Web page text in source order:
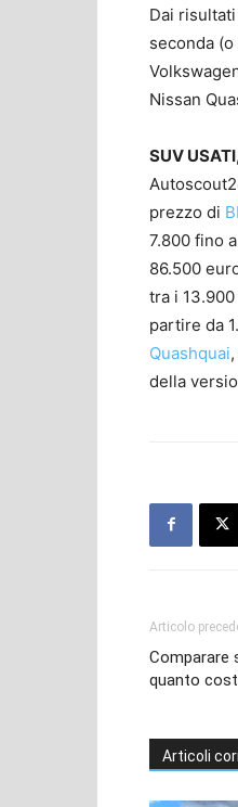
Dai
seconda
Nissan
SUV
prezzo di
7.800 fino
86.500
tra i
partire da
Quashquai
della
Articolo
Comparare
quanto
Articoli